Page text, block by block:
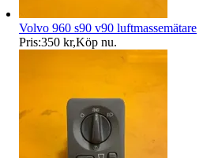
Volvo 960 s90 v90 luftmassemätare
Pris:350 kr,Köp nu.